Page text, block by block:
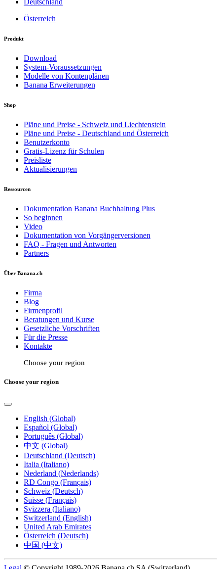
Deutschland
Österreich
Produkt
Download
System-Voraussetzungen
Modelle von Kontenplänen
Banana Erweiterungen
Shop
Pläne und Preise - Schweiz und Liechtenstein
Pläne und Preise - Deutschland und Österreich
Benutzerkonto
Gratis-Lizenz für Schulen
Preisliste
Aktualisierungen
Ressourcen
Dokumentation Banana Buchhaltung Plus
So beginnen
Video
Dokumentation von Vorgängerversionen
FAQ - Fragen und Antworten
Partners
Über Banana.ch
Firma
Blog
Firmenprofil
Beratungen und Kurse
Gesetzliche Vorschriften
Für die Presse
Kontakte
Choose your region
Choose your region
English (Global)
Español (Global)
Português (Global)
中文 (Global)
Deutschland (Deutsch)
Italia (Italiano)
Nederland (Nederlands)
RD Congo (Français)
Schweiz (Deutsch)
Suisse (Français)
Svizzera (Italiano)
Switzerland (English)
United Arab Emirates
Österreich (Deutsch)
中国 (中文)